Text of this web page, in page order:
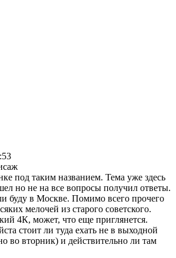
под таким названием. Тема уже здесь
но не на все вопросы получил ответы.
буду в Москве. Помимо всего прочего
мелочей из старого советского.
4К, может, что еще приглянется.
стоит ли туда ехать не в выходной
во вторник) и действительно ли там